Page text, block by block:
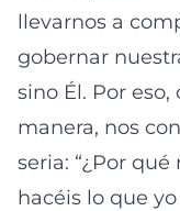
llevarnos a
gobernar
sino Él. Por
manera, nos
seria: “¿Por
hacéis lo que